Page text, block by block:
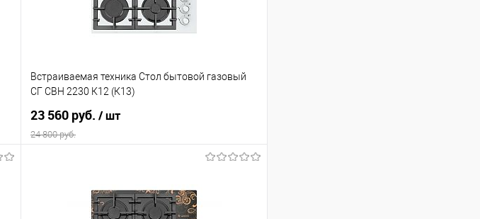
Встраиваемая техника Стол бытовой газовый
СГ СВН 2230 К12 (К13)
23 560 руб. / шт
24 800 руб.
Купить в 1 клик
Сравнение